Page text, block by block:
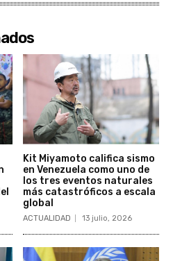
Kit Miyamoto califica sismo
en Venezuela como uno de
los tres eventos naturales
más catastróficos a escala
global
ACTUALIDAD 13 julio, 2026